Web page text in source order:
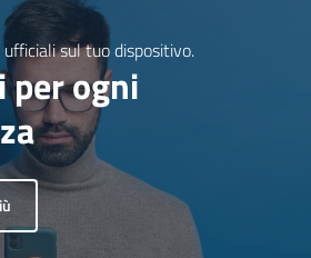
sul tuo dispositivo.
per ogni